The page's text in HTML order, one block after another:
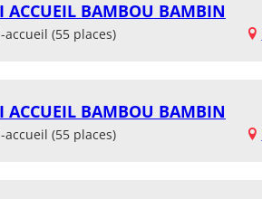
ACCUEIL BAMBOU BAMBIN
(55 places)
ACCUEIL BAMBOU BAMBIN
(55 places)